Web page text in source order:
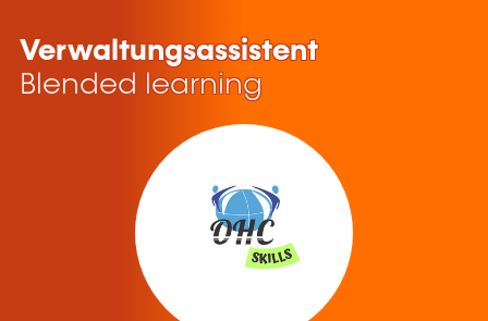
Verwaltungsassistent
Blended learning